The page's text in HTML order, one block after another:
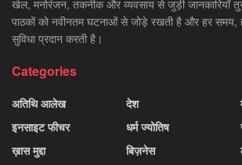
खेल, मनोरंजन, तकनीक और व्यवसाय से जुड़ी जानकारियाँ
पाठकों को नवीनतम घटनाओं से जोड़े रखती है और हर समय,
सुविधा प्रदान करती है।
Categories
अतिथि आलेख
इनसाइट फीचर
ख़ास मुद्दा
देश
धर्म ज्योतिष
बिज़नेस